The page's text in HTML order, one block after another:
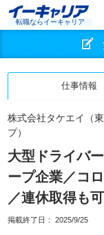
転職ならイーキャリア
仕事情報
株式会社タケエイ（
プ）
大型ドライバ
ープ企業／コ
／連休取得も
掲載終了日： 2025/9/25